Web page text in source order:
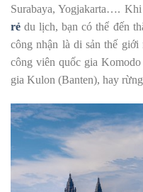
Surabaya, Yogjakarta…. Khi
rẻ du lịch, bạn có thể đến
công nhận là di sản thế
công viên quốc gia
gia Kulon (Banten), hay